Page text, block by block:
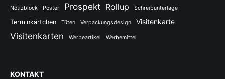
Notizblock Poster Prospekt Rollup Schreibunterlage
Terminkärtchen Tüten Verpackungsdesign Visitenkarte
Visitenkarten Werbeartikel Werbemittel
KONTAKT